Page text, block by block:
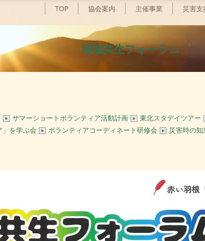
TOP 協会案内 主催事業 災害支
地域共生フォーラム
サマーショートボランティア活動計画 東北スタデイツアー
」を学ぶ会 ボランティアコーディネート研修会 災害時の知